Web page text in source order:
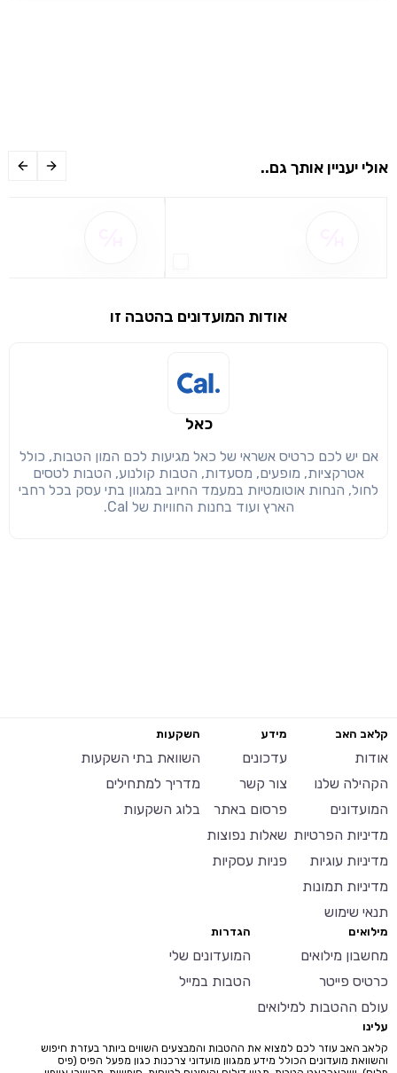
שיתוף
שימו לב!
הבנתי, המשך לאתר
אולי יעניין אותך גם..
אודות המועדונים בהטבה זו
כאל
אם יש לכם כרטיס אשראי של כאל מגיעות לכם המון הטבות, כולל
אטרקציות, מופעים, מסעדות, הטבות קולנוע, הטבות לטסים
לחול, הנחות אוטומטיות במעמד החיוב במגוון בתי עסק בכל רחבי
הארץ ועוד בחנות החוויות של Cal.
קלאב האב
אודות
הקהילה שלנו
המועדונים
מדיניות הפרטיות
מדיניות עוגיות
מדיניות תמונות
תנאי שימוש
מידע
עדכונים
צור קשר
פרסום באתר
שאלות נפוצות
פניות עסקיות
השקעות
השוואת בתי השקעות
מדריך למתחילים
בלוג השקעות
מילואים
מחשבון מילואים
כרטיס פייטר
עולם ההטבות למילואים
הגדרות
המועדונים שלי
הטבות במייל
עלינו
קלאב האב עוזר לכם למצוא את ההטבות והמבצעים השווים ביותר בעזרת חיפוש
והשוואת מועדונים הכולל מידע ממגוון מועדוני צרכנות כגון מפעל הפיס (פיס